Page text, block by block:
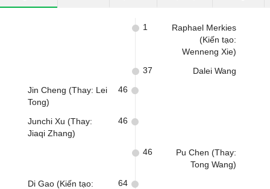
Raphael Merkies
(Kiến tạo:
Wenneng Xie)
1
Dalei Wang
37
Jin Cheng (Thay: Lei
Tong)
46
Junchi Xu (Thay:
Jiaqi Zhang)
46
Pu Chen (Thay:
Tong Wang)
46
Di Gao (Kiến tạo:
64